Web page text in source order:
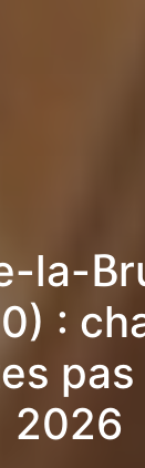
la-
:
2026